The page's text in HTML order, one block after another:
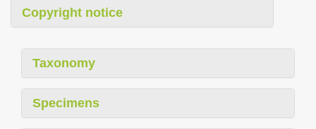
Copyright notice
Taxonomy
Specimens